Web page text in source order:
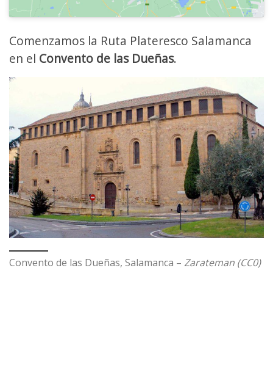
Comenzamos la Ruta Plateresco Salamanca
en el Convento de las Dueñas.
Convento de las Dueñas, Salamanca – Zarateman (CC0)